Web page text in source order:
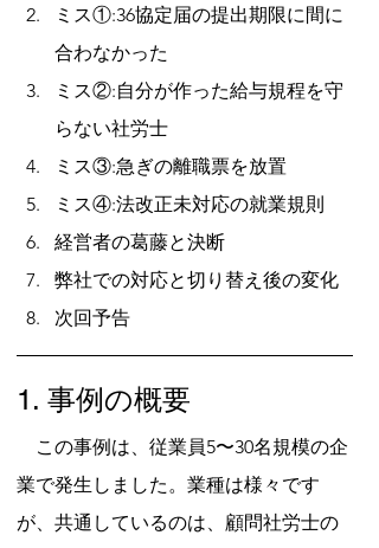
ミス①:36協定届の提出期限に間に
合わなかった
ミス②:自分が作った給与規程を守
らない社労士
ミス③:急ぎの離職票を放置
ミス④:法改正未対応の就業規則
経営者の葛藤と決断
弊社での対応と切り替え後の変化
次回予告
1. 事例の概要
この事例は、従業員5〜30名規模の企
業で発生しました。業種は様々です
が、共通しているのは、顧問社労士の